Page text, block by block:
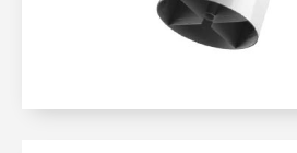
WIĘCEJ